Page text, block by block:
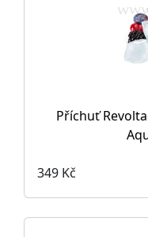
Příchuť
349 Kč